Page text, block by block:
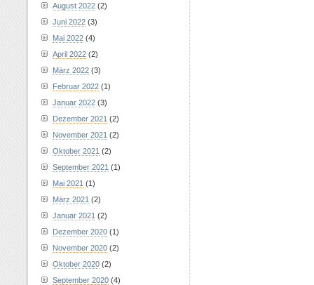
August 2022 (2)
Juni 2022 (3)
Mai 2022 (4)
April 2022 (2)
März 2022 (3)
Februar 2022 (1)
Januar 2022 (3)
Dezember 2021 (2)
November 2021 (2)
Oktober 2021 (2)
September 2021 (1)
Mai 2021 (1)
März 2021 (2)
Januar 2021 (2)
Dezember 2020 (1)
November 2020 (2)
Oktober 2020 (2)
September 2020 (4)